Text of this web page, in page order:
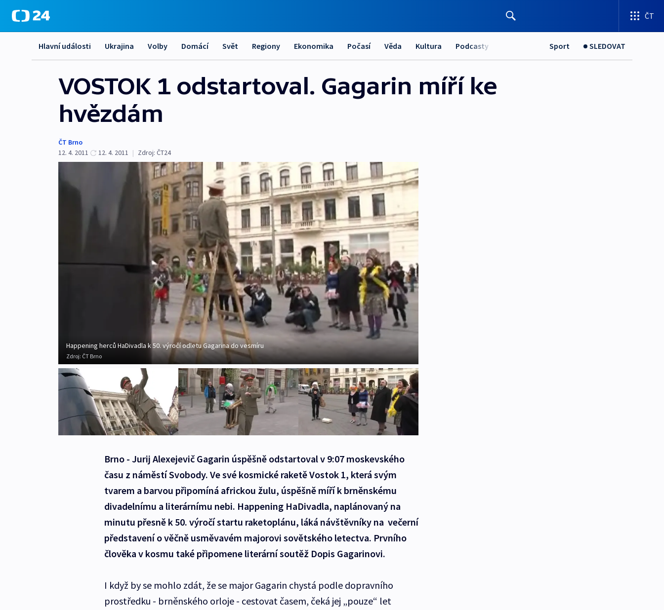
ČT
Hlavní události Ukrajina Volby Domácí Svět Regiony Ekonomika Počasí Věda Kultura Podcasty Sport SLEDOVAT
VOSTOK 1 odstartoval. Gagarin míří ke
hvězdám
ČT Brno
12. 4. 2011
12. 4. 2011 | Zdroj: ČT24
Happening herců HaDivadla k 50. výročí odletu Gagarina do vesmíru
Zdroj: ČT Brno
Brno - Jurij Alexejevič Gagarin úspěšně odstartoval v 9:07 moskevského
času z náměstí Svobody. Ve své kosmické raketě Vostok 1, která svým
tvarem a barvou připomíná africkou žulu, úspěšně míří k brněnskému
divadelnímu a literárnímu nebi. Happening HaDivadla, naplánovaný na
minutu přesně k 50. výročí startu raketoplánu, láká návštěvníky na večerní
představení o věčně usměvavém majorovi sovětského letectva. Prvního
člověka v kosmu také připomene literární soutěž Dopis Gagarinovi.
I když by se mohlo zdát, že se major Gagarin chystá podle dopravního
prostředku - brněnského orloje - cestovat časem, čeká jej „pouze“ let